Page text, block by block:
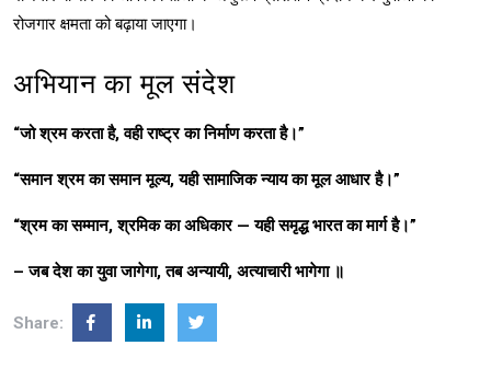
रोजगार क्षमता को बढ़ाया जाएगा।
अभियान का मूल संदेश
“जो श्रम करता है, वही राष्ट्र का निर्माण करता है।”
“समान श्रम का समान मूल्य, यही सामाजिक न्याय का मूल आधार है।”
“श्रम का सम्मान, श्रमिक का अधिकार — यही समृद्ध भारत का मार्ग है।”
– जब देश का युवा जागेगा, तब अन्यायी, अत्याचारी भागेगा ॥
Share: